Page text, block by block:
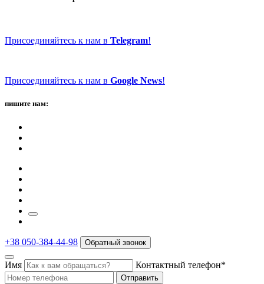
Присоединяйтесь к нам в Telegram!
Присоединяйтесь к нам в Google News!
пишите нам:
+38 050-384-44-98 Обратный звонок
Имя Контактный телефон*
Отправить